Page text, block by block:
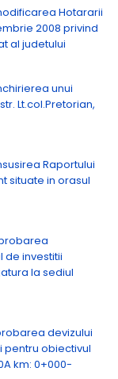
Hotararii
2008 privind
al judetului
unui
Lt.col.Pretorian,
Raportului
situate in orasul
investitii
la sediul
devizului
obiectivul
km: 0+000-